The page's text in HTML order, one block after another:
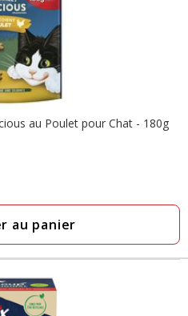
au Poulet pour Chat - 180g
au panier